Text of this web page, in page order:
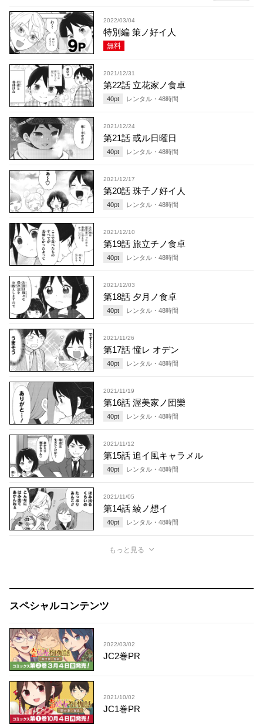
2022/03/04
特別編 策ノ好イ人
無料
2021/12/31
第22話 立花家ノ食卓
40pt レンタル・ 48時間
2021/12/24
第21話 或ル日曜日
40pt レンタル・ 48時間
2021/12/17
第20話 珠子ノ好イ人
40pt レンタル・ 48時間
2021/12/10
第19話 旅立チノ食卓
40pt レンタル・ 48時間
2021/12/03
第18話 夕月ノ食卓
40pt レンタル・ 48時間
2021/11/26
第17話 憧レ オデン
40pt レンタル・ 48時間
2021/11/19
第16話 渥美家ノ団欒
40pt レンタル・ 48時間
2021/11/12
第15話 追イ風キャラメル
40pt レンタル・ 48時間
2021/11/05
第14話 綾ノ想イ
40pt レンタル・ 48時間
もっと見る
スペシャルコンテンツ
2022/03/02
JC2巻PR
2021/10/02
JC1巻PR